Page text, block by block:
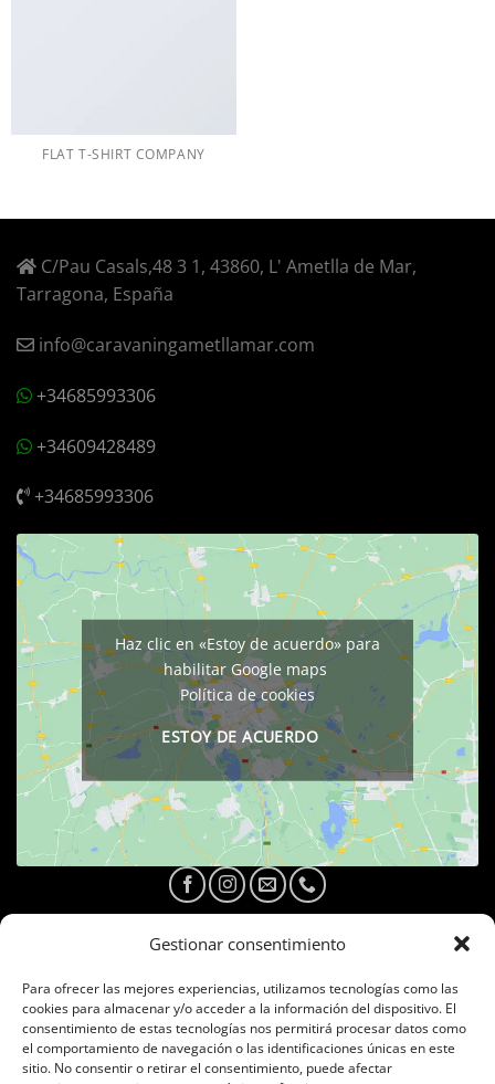
Gestionar consentimiento
Para ofrecer las mejores experiencias, utilizamos tecnologías como las
cookies para almacenar y/o acceder a la información del dispositivo. El
consentimiento de estas tecnologías nos permitirá procesar datos como
el comportamiento de navegación o las identificaciones únicas en este
sitio. No consentir o retirar el consentimiento, puede afectar
FLAT T-SHIRT COMPANY
C/Pau Casals,48 3 1, 43860, L' Ametlla de Mar,
Tarragona, España
info@caravaningametllamar.com
+34685993306
+34609428489
+34685993306
Haz clic en «Estoy de acuerdo» para
habilitar Google maps
Política de cookies
ESTOY DE ACUERDO
Haz clic en «Estoy de acuerdo» para
habilitar Facebook